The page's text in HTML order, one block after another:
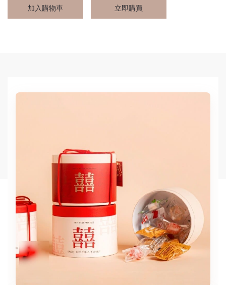
加入購物車 立即購買